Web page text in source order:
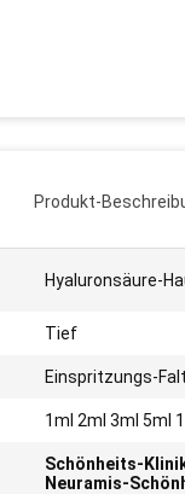
Produkt-
Hyaluronsäure-
Tief
Einspritzungs-
1ml 2ml 3ml 5ml
Schönheits-
Neuramis-